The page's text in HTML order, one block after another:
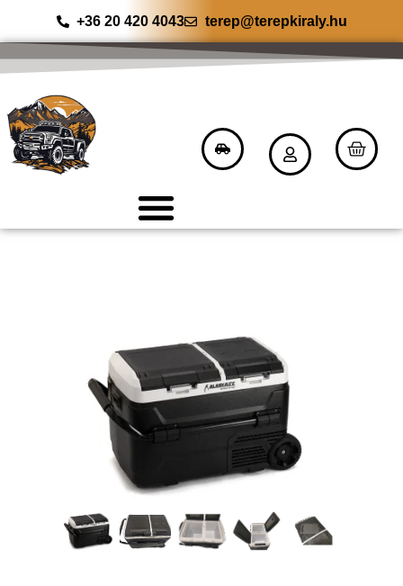
+36 20 420 4043 terep@terepkiraly.hu